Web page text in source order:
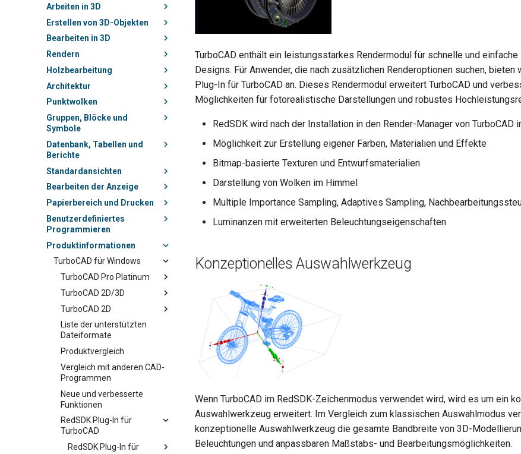
Arbeiten in 3D
Erstellen von 3D-Objekten
Bearbeiten in 3D
Rendern
Holzbearbeitung
Architektur
Punktwolken
Gruppen, Blöcke und
Symbole
Datenbank, Tabellen und
Berichte
Standardansichten
Bearbeiten der Anzeige
Papierbereich und Drucken
Benutzerdefiniertes
Programmieren
Produktinformationen
TurboCAD für Windows
TurboCAD Pro Platinum
TurboCAD 2D/3D
TurboCAD 2D
Liste der unterstützten
Dateiformate
Produktvergleich
Vergleich mit anderen CAD-
Programmen
Neue und verbesserte
Funktionen
RedSDK Plug-In für
TurboCAD
RedSDK Plug-In für
TurboCAD enthält ein leistungsstarkes Rendermodul für schnelle und
Designs. Für Anwender, die nach zusätzlichen Renderoptionen suchen, bieten
Plug-In für TurboCAD an. Dieses Rendermodul erweitert TurboCAD und
Möglichkeiten für fotorealistische Darstellungen und robustes
RedSDK wird nach der Installation in den Render-Manager von TurboCAD
Möglichkeit zur Erstellung eigener Farben, Materialien und Effekte
Bitmap-basierte Texturen und Entwurfsmaterialien
Darstellung von Wolken im Himmel
Multiple Importance Sampling, Adaptives Sampling,
Luminanzen mit erweiterten Beleuchtungseigenschaften
Konzeptionelles Auswahlwerkzeug
Wenn TurboCAD im RedSDK-Zeichenmodus verwendet wird, wird es um ein
Auswahlwerkzeug erweitert. Im Vergleich zum klassischen Auswahlmodus
konzeptionelle Auswahlwerkzeug die gesamte Bandbreite von 3D-
Beleuchtungen und anpassbaren Maßstabs- und Bearbeitungsmöglichkeiten.